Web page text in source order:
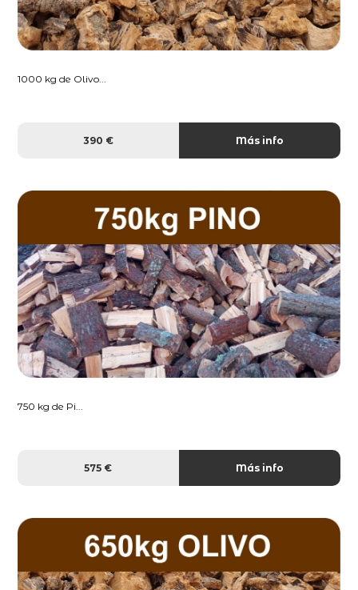
1000 kg de Olivo...
390 € Más info
750 kg de Pi...
575 € Más info